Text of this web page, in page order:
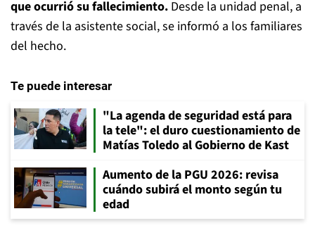
que ocurrió su fallecimiento. Desde la unidad penal, a
través de la asistente social, se informó a los familiares
del hecho.
Te puede interesar
"La agenda de seguridad está para
la tele": el duro cuestionamiento de
Matías Toledo al Gobierno de Kast
Aumento de la PGU 2026: revisa
cuándo subirá el monto según tu
edad